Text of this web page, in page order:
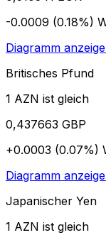
-0.0009 (0.18%)
Diagramm
Britisches Pfund
1 AZN ist gleich
0,437663 GBP
+0.0003 (0.07%)
Diagramm
Japanischer Yen
1 AZN ist gleich